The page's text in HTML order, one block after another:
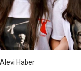
Alevi Haber